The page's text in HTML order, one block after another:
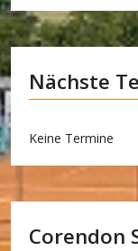
Nächste
Keine Termine
Corendon